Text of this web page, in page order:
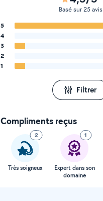
Basé sur 25 avis
5
4
3
2
1
Filtrer
Compliments reçus
2
Très soigneux
1
Expert dans son
domaine